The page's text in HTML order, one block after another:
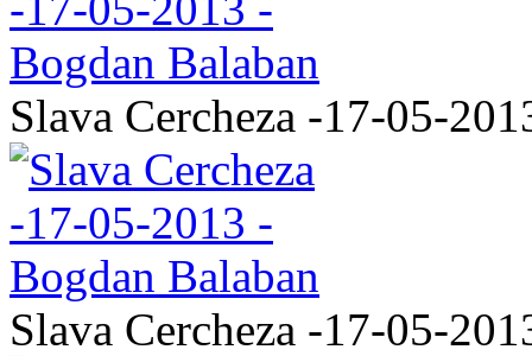
Slava Cercheza -17-05-
Slava Cercheza -17-05-